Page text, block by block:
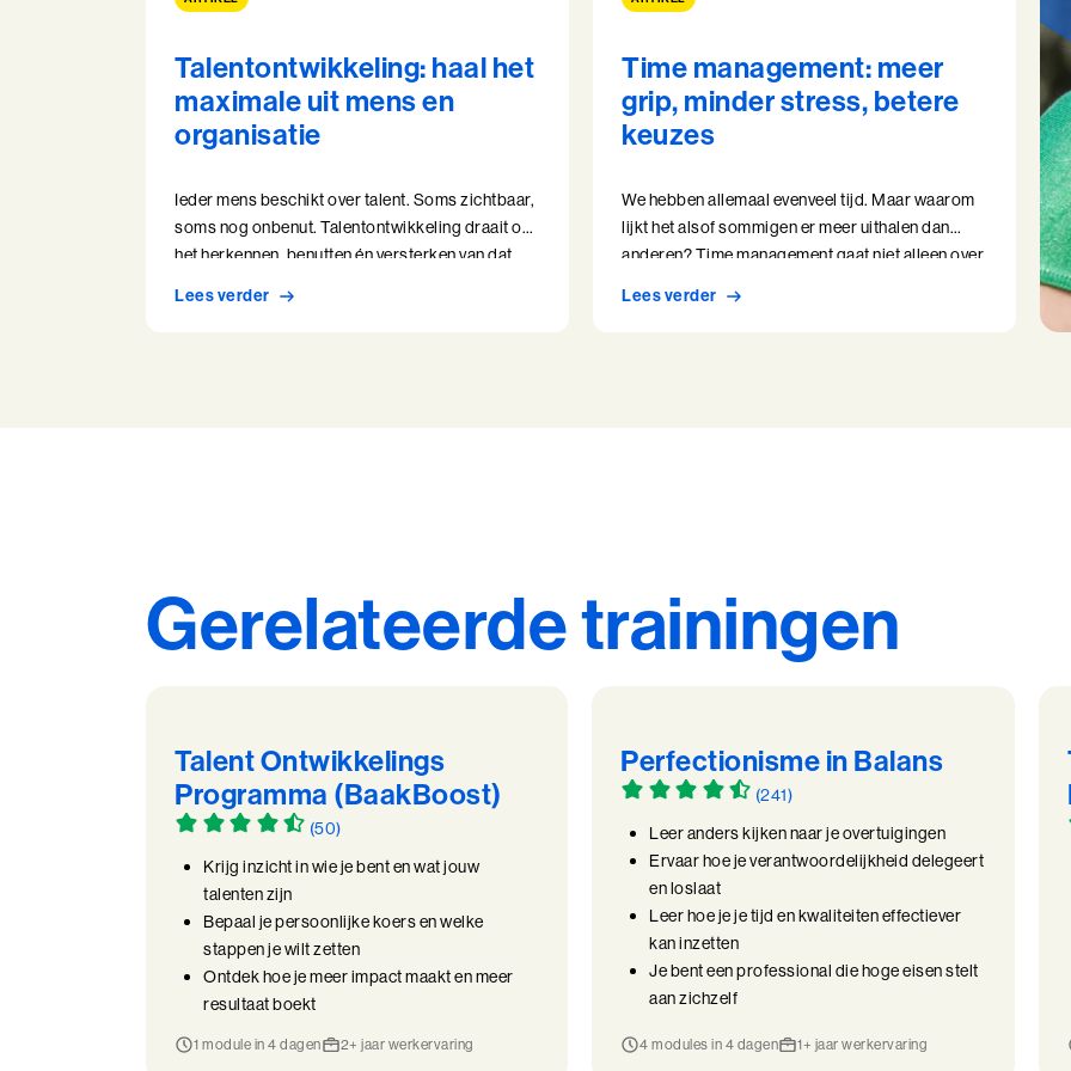
Talentontwikkeling: haal het
maximale uit mens en
organisatie
Ieder mens beschikt over talent. Soms zichtbaar,
soms nog onbenut. Talentontwikkeling draait om
het herkennen, benutten én versterken van dat
bijdraagt aan persoonlijke groei én
Lees verder
Time management: meer
grip, minder stress, betere
keuzes
We hebben allemaal evenveel tijd. Maar waarom
lijkt het alsof sommigen er meer uithalen dan
anderen? Time management gaat niet alleen over
Het raakt aan iets diepers: jouw vermogen om
Lees verder
Gerelateerde trainingen
Talent Ontwikkelings
Programma (BaakBoost)
(50)
Krijg inzicht in wie je bent en wat jouw
talenten zijn
Bepaal je persoonlijke koers en welke
stappen je wilt zetten
Ontdek hoe je meer impact maakt en meer
resultaat boekt
1 module in 4 dagen 2+ jaar werkervaring
Perfectionisme in Balans
(241)
Leer anders kijken naar je overtuigingen
Ervaar hoe je verantwoordelijkheid delegeert
en loslaat
Leer hoe je je tijd en kwaliteiten effectiever
kan inzetten
Je bent een professional die hoge eisen stelt
aan zichzelf
4 modules in 4 dagen 1+ jaar werkervaring